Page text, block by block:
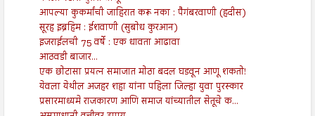
आपल्या कुकर्मांची जाहिरात करू नका : पैगंबरवाणी (हदीस)
सूरह इब्रहिम : ईशवाणी (सुबोध कुरआन)
इजराईलची 75 वर्षे : एक धावता आढावा
आठवडी बाजार...
एक छोटासा प्रयत्न समाजात मोठा बदल घडवून आणू शकतो!
येवला येथील अजहर शहा यांना पहिला जिल्हा युवा पुरस्कार
प्रसारमाध्यमे राजकारण आणि समाज यांच्यातील सेतूचे क...